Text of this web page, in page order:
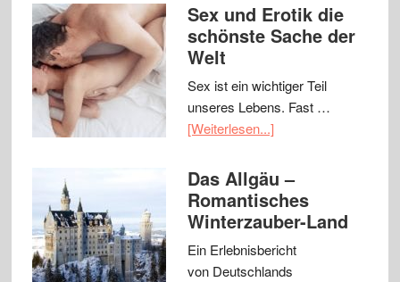
Sex und Erotik die
schönste Sache der
Welt
Sex ist ein wichtiger Teil
unseres Lebens. Fast …
[Weiterlesen...]
Das Allgäu –
Romantisches
Winterzauber-Land
Ein Erlebnisbericht
von Deutschlands